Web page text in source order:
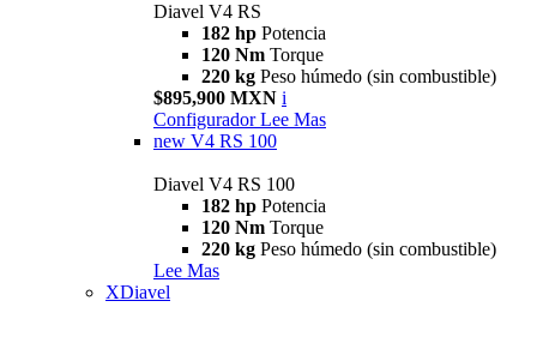
Diavel V4 RS
182 hp Potencia
120 Nm Torque
220 kg Peso húmedo (sin combustible)
$895,900 MXN i
Configurador Lee Mas
new V4 RS 100
Diavel V4 RS 100
182 hp Potencia
120 Nm Torque
220 kg Peso húmedo (sin combustible)
Lee Mas
XDiavel